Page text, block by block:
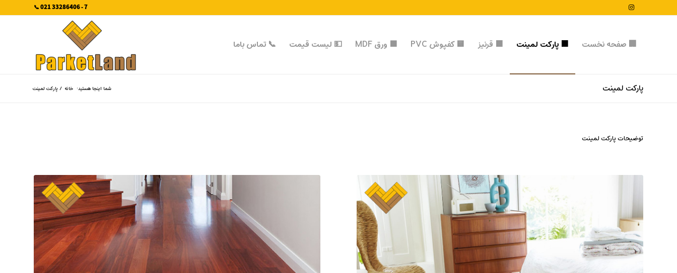
7 - 33286406 021 📞
🏢 صفحه نخست 🟧 پارکت لمینت 🟧 قرنیز 🟨 کفپوش PVC 🟩 ورق MDF 💵 لیست قیمت 📞 تماس با‌ما
پارکت لمینت شما اینجا هستید: خانه / پارکت لمینت
توضیحات پارکت لمینت